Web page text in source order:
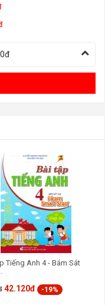
Tiếng Anh 4 - Bám Sát
42.120đ -19%